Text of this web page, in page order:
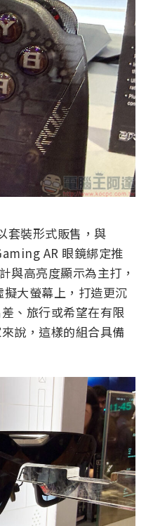
套裝形式販售，與
AR 眼鏡綁定推
與高亮度顯示為主打，
大螢幕上，打造更沉
、旅行或希望在有限
說，這樣的組合具備